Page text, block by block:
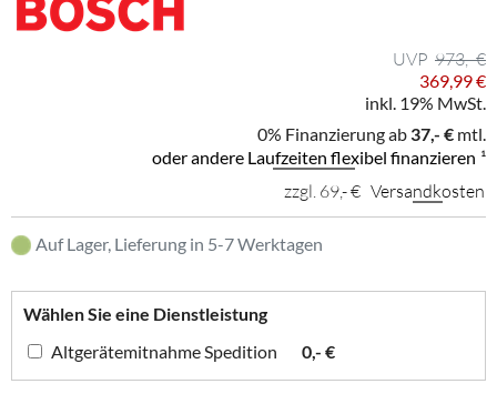
973,- €
369,99 €
inkl. 19% MwSt.
0% Finanzierung ab 37,- € mtl.
oder andere Laufzeiten flexibel finanzieren ¹
zzgl. 69,- € Versandkosten
Auf Lager, Lieferung in 5-7 Werktagen
Wählen Sie eine Dienstleistung
Altgerätemitnahme Spedition
0,- €